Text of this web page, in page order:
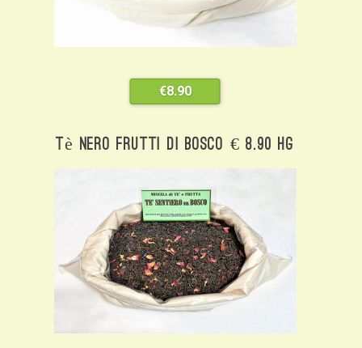
€8.90
Tè Nero Frutti Di Bosco € 8.90 Hg